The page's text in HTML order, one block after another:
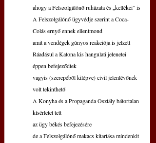
ahogy a Felszolgálónő ruházata és „kellékei” is
A Felszolgálónő ügyvédje szerint a Coca-
Colás ernyő ennek ellentmond
amit a vendégek gúnyos reakciója is jelzett
Ráadásul a Katona kis hangulati jelenetei
éppen befejeződtek
vagyis (szerepéből kilépve) civil jelenlévőnek
volt tekinthető
A Konyha és a Propaganda Osztály bátortalan
kísérletet tett
az ügy békés befejezésére
de a Felszolgálónő makacs kitartása mindenkit